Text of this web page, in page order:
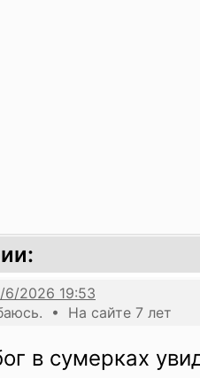
• На сайте 7 лет
в сумерках